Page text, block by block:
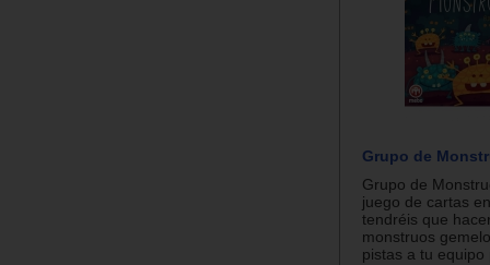
Grupo de
Grupo de
juego de cartas
tendréis que
monstruos
pistas a tu